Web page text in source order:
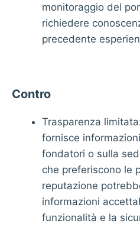
monitoraggio del
richiedere
precedente
Contro
Trasparenza
fornisce
fondatori o sulla
che preferiscono le
reputazione
informazioni
funzionalità e la